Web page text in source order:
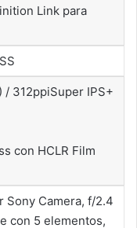
Link para
/ 312ppiSuper IPS+
con HCLR Film
Sony Camera, f/2.4
con 5 elementos,